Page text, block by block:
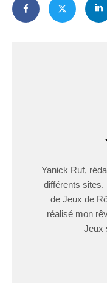
Yanick Ruf,
différents sites.
de Jeux de
réalisé mon
Jeux